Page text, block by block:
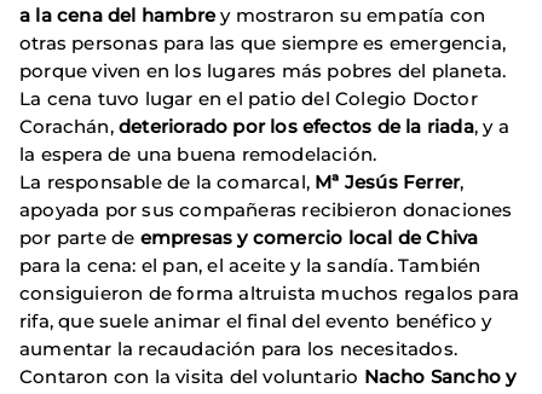
a la cena del hambrey mostraron su empatía con
otras personas para las que siempre es emergencia,
porque viven en los lugares más pobres del planeta.
La cena tuvo lugar en el patio del Colegio Doctor
Corachán, deteriorado por los efectos de la riada, y a
la espera de una buena remodelación.
La responsable de la comarcal, Mª Jesús Ferrer,
apoyada por sus compañeras recibieron donaciones
por parte de empresas y comercio local de Chiva
para la cena: el pan, el aceite y la sandía. También
consiguieron de forma altruista muchos regalos para
rifa, que suele animar el final del evento benéfico y
aumentar la recaudación para los necesitados.
Contaron con la visita del voluntario Nacho Sancho y